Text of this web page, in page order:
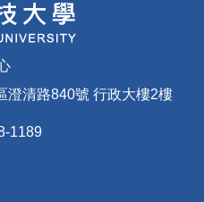
澄清路840號 行政大樓2樓
1189